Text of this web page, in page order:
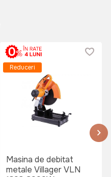
Reduceri
Masina de debitat
metale Villager VLN